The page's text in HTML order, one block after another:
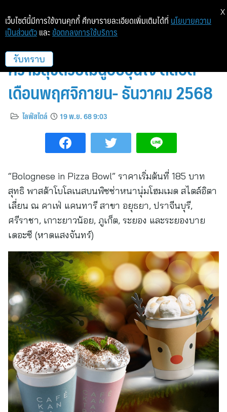
คาเฟ่ แคนทารี ฉลองเทศกาลแห่ง
ความสุขด้วยเมนูอบอุ่นใจ ตลอด
เดือนพฤศจิกายน- ธันวาคม 2568
ไลฟ์สไตล์ 19 พ.ย. 68 9:03
“Bolognese in Pizza Bowl” ราคาเริ่มต้นที่ 185 บาท
สุทธิ พาสต้าโบโลเนสบนพิซซ่าหนานุ่มโฮมเมด สไตล์อิตา
เลี่ยน ณ คาเฟ่ แคนทารี สาขา อยุธยา, ปราจีนบุรี,
ศรีราชา, เกาะยาวน้อย, ภูเก็ต, ระยอง และระยองบาย
เดอะซี (หาดแสงจันทร์)
เว็บไซต์นี้มีการใช้งานคุกกี้ ศึกษารายละเอียดเพิ่มเติมได้ที่ นโยบายความ
เป็นส่วนตัว และ ข้อตกลงการใช้บริการ
รับทราบ
X